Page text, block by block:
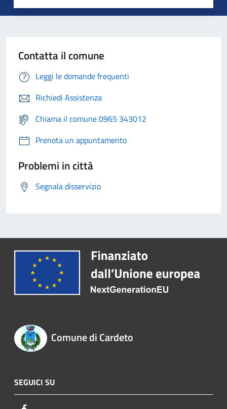
Contatta il comune
Leggi le domande frequenti
Richiedi Assistenza
Chiama il comune 0965 343012
Prenota un appuntamento
Problemi in città
Segnala disservizio
Comune di Cardeto
SEGUICI SU